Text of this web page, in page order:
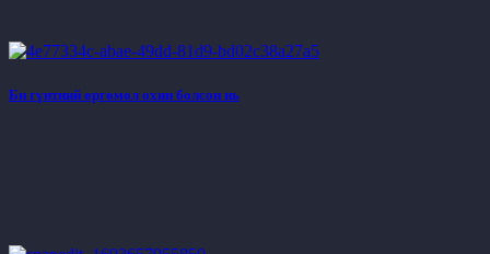
Би гүнтний өргөмөл охин болсон нь